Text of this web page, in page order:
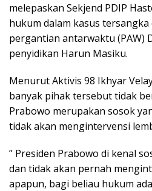
melepaskan Sekjend PDIP
hukum dalam kasus tersangka
pergantian antarwaktu (PAW)
penyidikan Harun Masiku.
Menurut Aktivis 98 Ikhyar
banyak pihak tersebut tidak
Prabowo merupakan sosok
tidak akan mengintervensi
” Presiden Prabowo di kenal
dan tidak akan pernah
apapun, bagi beliau hukum